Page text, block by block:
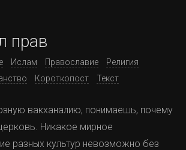
прав
Ислам Православие
Религия
Короткопост Текст
вакханалию, понимаешь, почему
Никакое мирное
разных культур невозможно без